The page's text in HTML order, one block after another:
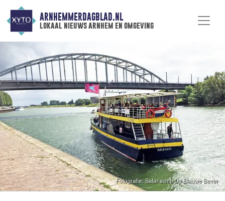
ARNHEMMERDAGBLAD.NL
lokaal nieuws arnhem en omgeving